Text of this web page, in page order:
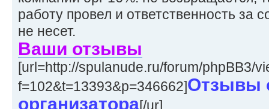
работу провел и ответственность за
не несет.
Ваши отзывы
[url=http://spulanude.ru/forum/phpBB3/
f=102&t=13393&p=346662]Отзывы
организатора[/ur]